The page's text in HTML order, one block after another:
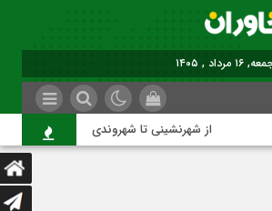
, ۱۴۰۵
از شهرنشینی تا شهروندی